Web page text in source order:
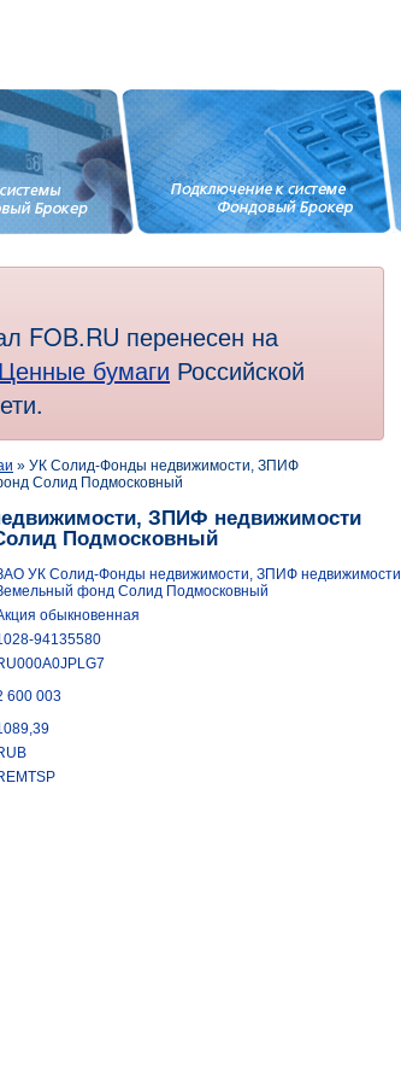
FOB.RU перенесен на
бумаги Российской
» УК Солид-Фонды недвижимости, ЗПИФ
Солид Подмосковный
ЗПИФ недвижимости
Подмосковный
УК Солид-Фонды недвижимости, ЗПИФ недвижимости
фонд Солид Подмосковный
обыкновенная
94135580
600 003